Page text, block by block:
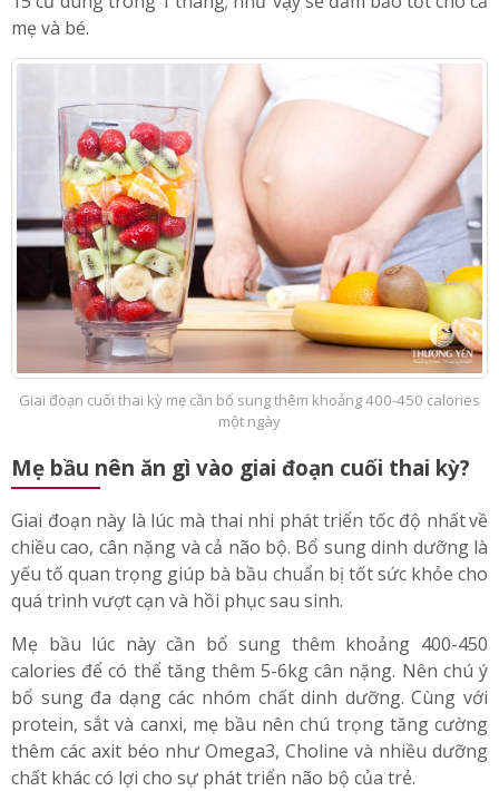
mẹ và bé.
Giai đoạn cuối thai kỳ mẹ cần bổ sung thêm khoảng 400-450 calories
một ngày
Mẹ bầu nên ăn gì vào giai đoạn cuối thai kỳ?
Giai đoạn này là lúc mà thai nhi phát triển tốc độ nhấtvề
chiều cao, cân nặng và cả não bộ. Bổ sung dinh dưỡng là
yếu tố quan trọng giúp bà bầu chuẩn bị tốt sức khỏe cho
quá trình vượt cạn và hồi phục sau sinh.
Mẹ bầu lúc này cần bổ sung thêm khoảng 400-450
calories để có thể tăng thêm 5-6kg cân nặng. Nên chú ý
bổ sung đa dạng các nhóm chất dinh dưỡng. Cùng với
protein, sắt và canxi, mẹ bầu nên chú trọng tăng cường
thêm các axit béo như Omega3, Choline và nhiều dưỡng
chất khác có lợi cho sự phát triển não bộ của trẻ.